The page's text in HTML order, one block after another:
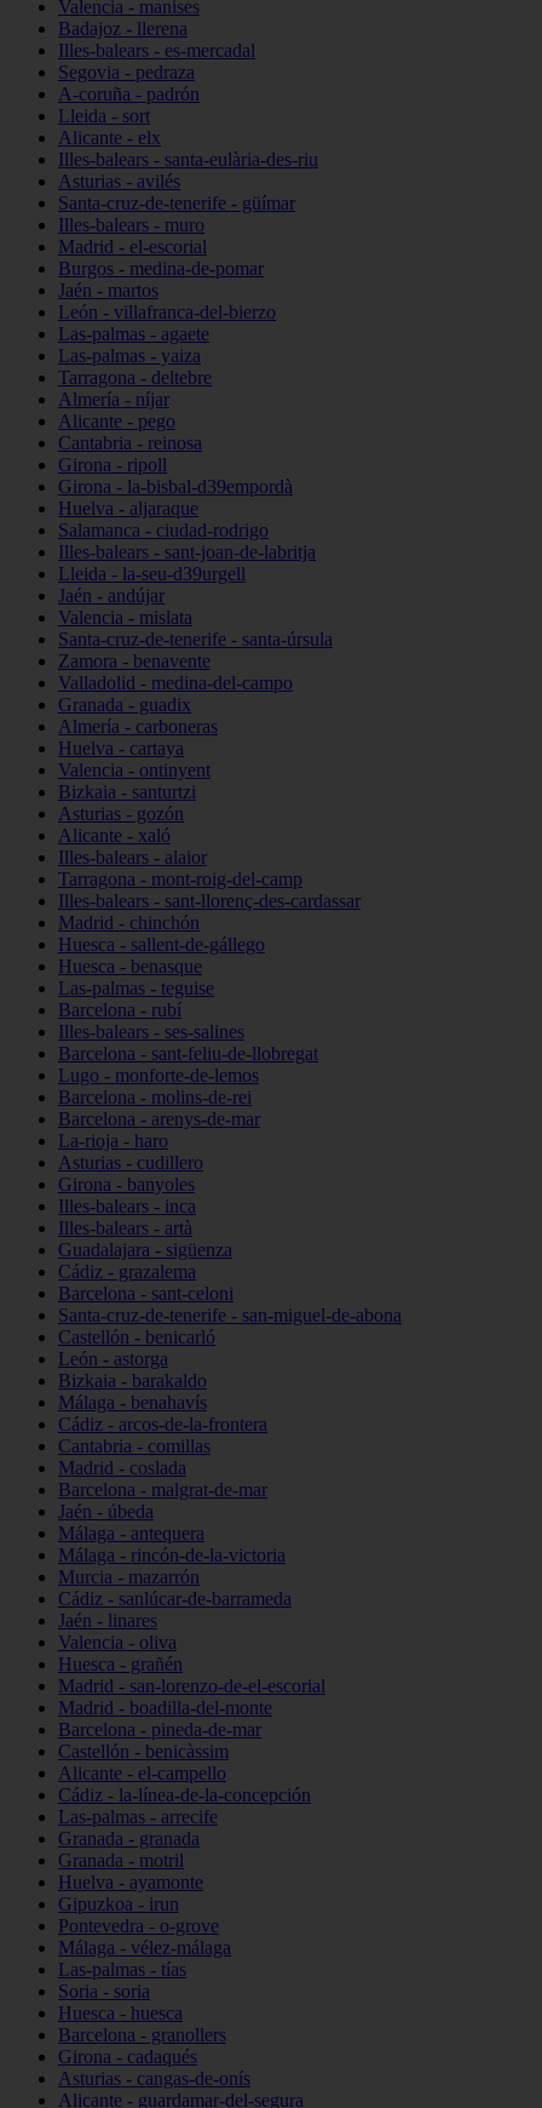
Valencia - manises
Badajoz - llerena
Illes-balears - es-mercadal
Segovia - pedraza
A-coruña - padrón
Lleida - sort
Alicante - elx
Illes-balears - santa-eulària-des-riu
Asturias - avilés
Santa-cruz-de-tenerife - güímar
Illes-balears - muro
Madrid - el-escorial
Burgos - medina-de-pomar
Jaén - martos
León - villafranca-del-bierzo
Las-palmas - agaete
Las-palmas - yaiza
Tarragona - deltebre
Almería - níjar
Alicante - pego
Cantabria - reinosa
Girona - ripoll
Girona - la-bisbal-d39empordà
Huelva - aljaraque
Salamanca - ciudad-rodrigo
Illes-balears - sant-joan-de-labritja
Lleida - la-seu-d39urgell
Jaén - andújar
Valencia - mislata
Santa-cruz-de-tenerife - santa-úrsula
Zamora - benavente
Valladolid - medina-del-campo
Granada - guadix
Almería - carboneras
Huelva - cartaya
Valencia - ontinyent
Bizkaia - santurtzi
Asturias - gozón
Alicante - xaló
Illes-balears - alaior
Tarragona - mont-roig-del-camp
Illes-balears - sant-llorenç-des-cardassar
Madrid - chinchón
Huesca - sallent-de-gállego
Huesca - benasque
Las-palmas - teguise
Barcelona - rubí
Illes-balears - ses-salines
Barcelona - sant-feliu-de-llobregat
Lugo - monforte-de-lemos
Barcelona - molins-de-rei
Barcelona - arenys-de-mar
La-rioja - haro
Asturias - cudillero
Girona - banyoles
Illes-balears - inca
Illes-balears - artà
Guadalajara - sigüenza
Cádiz - grazalema
Barcelona - sant-celoni
Santa-cruz-de-tenerife - san-miguel-de-abona
Castellón - benicarló
León - astorga
Bizkaia - barakaldo
Málaga - benahavís
Cádiz - arcos-de-la-frontera
Cantabria - comillas
Madrid - coslada
Barcelona - malgrat-de-mar
Jaén - úbeda
Málaga - antequera
Málaga - rincón-de-la-victoria
Murcia - mazarrón
Cádiz - sanlúcar-de-barrameda
Jaén - linares
Valencia - oliva
Huesca - grañén
Madrid - san-lorenzo-de-el-escorial
Madrid - boadilla-del-monte
Barcelona - pineda-de-mar
Castellón - benicàssim
Alicante - el-campello
Cádiz - la-línea-de-la-concepción
Las-palmas - arrecife
Granada - granada
Granada - motril
Huelva - ayamonte
Gipuzkoa - irun
Pontevedra - o-grove
Málaga - vélez-málaga
Las-palmas - tías
Soria - soria
Huesca - huesca
Barcelona - granollers
Girona - cadaqués
Asturias - cangas-de-onís
Alicante - guardamar-del-segura